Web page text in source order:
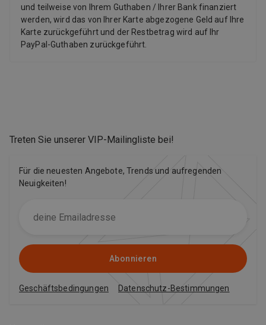
und teilweise von Ihrem Guthaben / Ihrer Bank finanziert
werden, wird das von Ihrer Karte abgezogene Geld auf Ihre
Karte zurückgeführt und der Restbetrag wird auf Ihr
PayPal-Guthaben zurückgeführt.
Treten Sie unserer VIP-Mailingliste bei!
Für die neuesten Angebote, Trends und aufregenden
Neuigkeiten!
Abonnieren
Geschäftsbedingungen Datenschutz-Bestimmungen